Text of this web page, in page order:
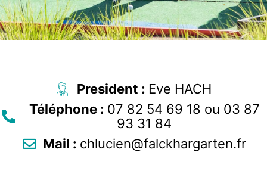
President : Eve HACH
Téléphone : 07 82 54 69 18 ou 03 87
93 31 84
Mail : chlucien@falckhargarten.fr